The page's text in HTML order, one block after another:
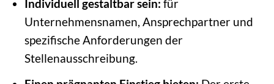
Individuell gestaltbar sein: für
Unternehmensnamen, Ansprechpartner und
spezifische Anforderungen der
Stellenausschreibung.